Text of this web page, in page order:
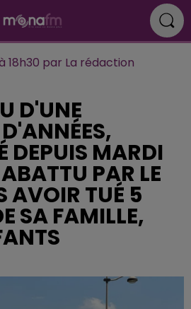
18h30 par La rédaction
D'UNE
DEPUIS MARDI
PAR LE
AVOIR TUÉ 5
SA FAMILLE,